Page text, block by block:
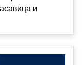
и